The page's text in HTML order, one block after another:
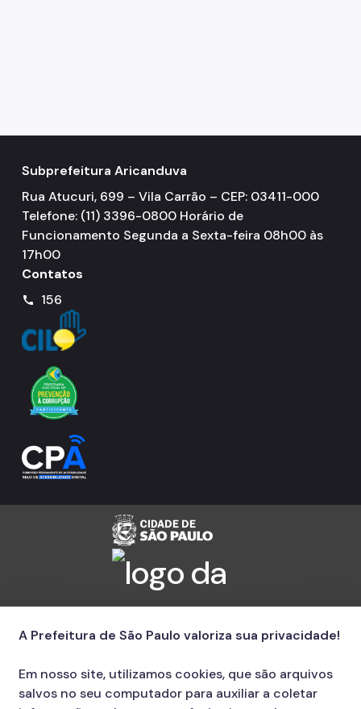
Subprefeitura Aricanduva
Rua Atucuri, 699 – Vila Carrão – CEP: 03411-000
Telefone: (11) 3396-0800 Horário de
Funcionamento Segunda a Sexta-feira 08h00 às
17h00
Contatos
call 156
A Prefeitura de São Paulo valoriza sua privacidade!
Em nosso site, utilizamos cookies, que são arquivos
salvos no seu computador para auxiliar a coletar